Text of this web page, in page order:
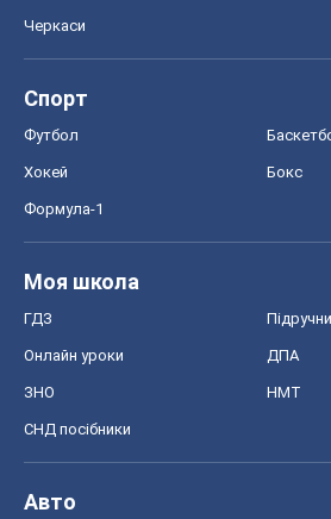
Черкаси
Спорт
Футбол
Хокей Бокс
Формула-1
Моя школа
ГДЗ
Онлайн уроки ДПА
ЗНО НМТ
СНД посібники
Авто